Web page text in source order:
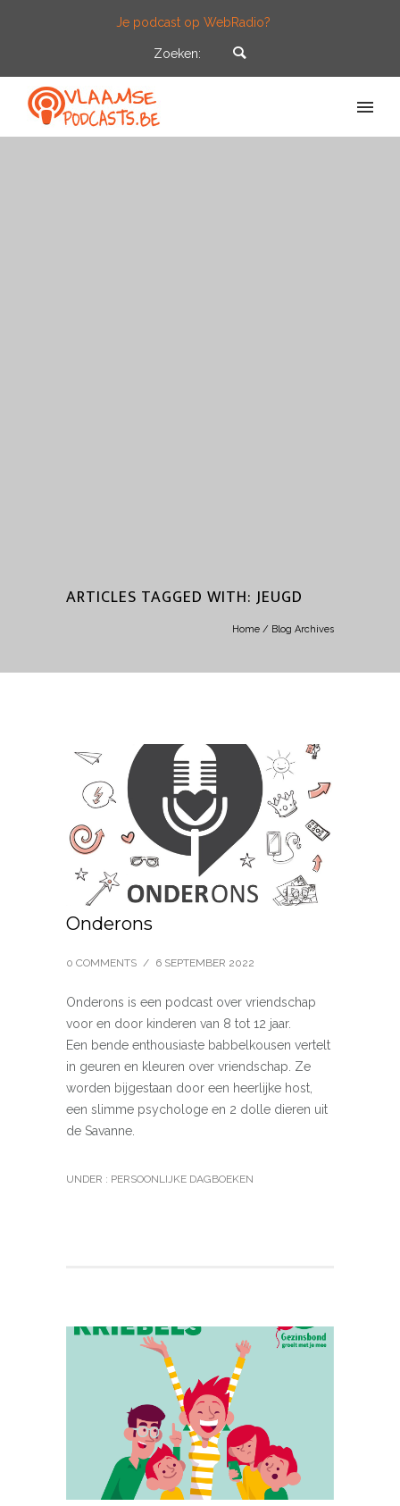
Je podcast op WebRadio?
Zoeken:
ARTICLES TAGGED WITH: JEUGD
Home / Blog Archives
Onderons
0 COMMENTS / 6 SEPTEMBER 2022
Onderons is een podcast over vriendschap
voor en door kinderen van 8 tot 12 jaar.
Een bende enthousiaste babbelkousen vertelt
in geuren en kleuren over vriendschap. Ze
worden bijgestaan door een heerlijke host,
een slimme psychologe en 2 dolle dieren uit
de Savanne.
UNDER : PERSOONLIJKE DAGBOEKEN